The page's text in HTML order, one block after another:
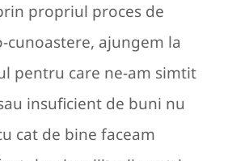
propriul proces de
cunoastere, ajungem la
pentru care ne-am simtit
insuficient de buni nu
cat de bine faceam